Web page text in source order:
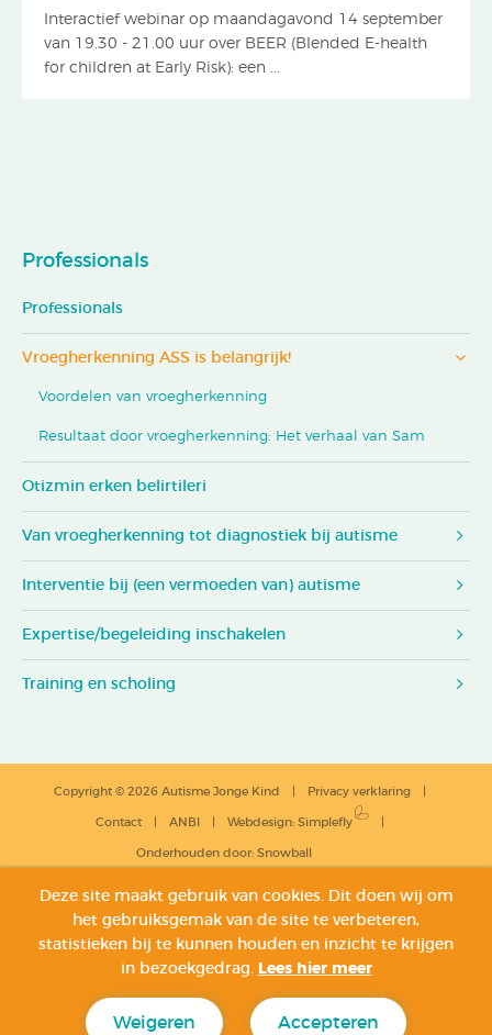
Interactief webinar op maandagavond 14 september
van 19.30 - 21.00 uur over BEER (Blended E-health
for children at Early Risk): een ...
Professionals
Professionals
Vroegherkenning ASS is belangrijk!
Voordelen van vroegherkenning
Resultaat door vroegherkenning: Het verhaal van Sam
Otizmin erken belirtileri
Van vroegherkenning tot diagnostiek bij autisme
Interventie bij (een vermoeden van) autisme
Expertise/begeleiding inschakelen
Training en scholing
Copyright © 2026 Autisme Jonge Kind Privacy verklaring
Contact ANBI Webdesign: Simplefly
Onderhouden door: Snowball
Deze site maakt gebruik van cookies. Dit doen wij om
het gebruiksgemak van de site te verbeteren,
statistieken bij te kunnen houden en inzicht te krijgen
in bezoekgedrag. Lees hier meer
Weigeren Accepteren